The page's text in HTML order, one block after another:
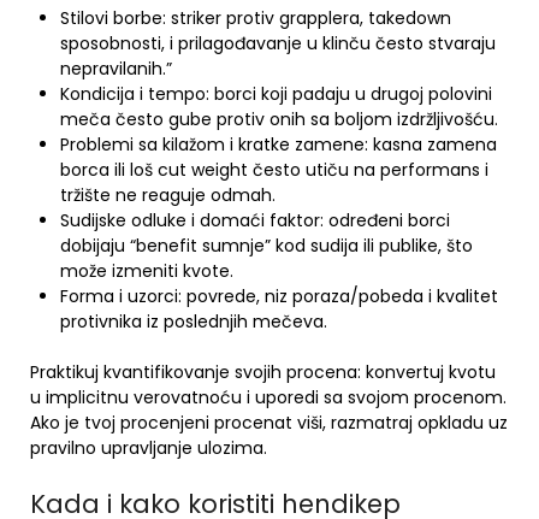
Stilovi borbe: striker protiv grapplera, takedown
sposobnosti, i prilagođavanje u klinču često stvaraju
nepravilanih.”
Kondicija i tempo: borci koji padaju u drugoj polovini
meča često gube protiv onih sa boljom izdržljivošću.
Problemi sa kilažom i kratke zamene: kasna zamena
borca ili loš cut weight često utiču na performans i
tržište ne reaguje odmah.
Sudijske odluke i domaći faktor: određeni borci
dobijaju “benefit sumnje” kod sudija ili publike, što
može izmeniti kvote.
Forma i uzorci: povrede, niz poraza/pobeda i kvalitet
protivnika iz poslednjih mečeva.
Praktikuj kvantifikovanje svojih procena: konvertuj kvotu
u implicitnu verovatnoću i uporedi sa svojom procenom.
Ako je tvoj procenjeni procenat viši, razmatraj opkladu uz
pravilno upravljanje ulozima.
Kada i kako koristiti hendikep